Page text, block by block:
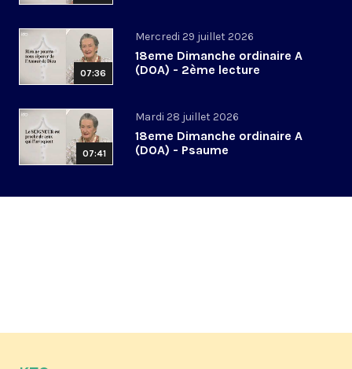
07:36
Mercredi 29 juillet 2026
18eme Dimanche ordinaire A
(DOA) - 2ème lecture
07:41
Mardi 28 juillet 2026
18eme Dimanche ordinaire A
(DOA) - Psaume